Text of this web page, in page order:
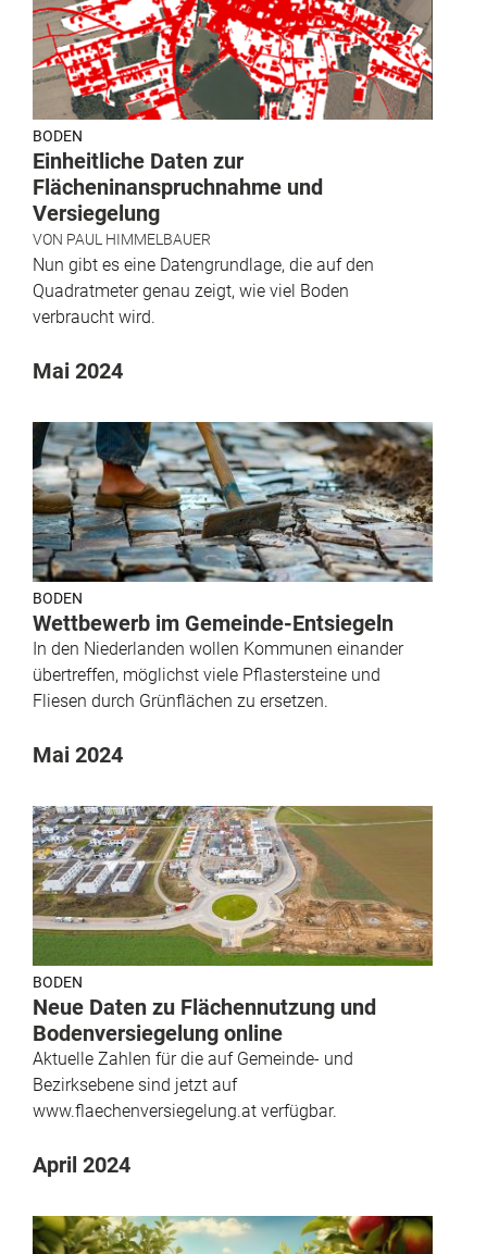
BODEN
Einheitliche Daten zur
Flächeninanspruchnahme und
Versiegelung
VON PAUL HIMMELBAUER
Nun gibt es eine Datengrundlage, die auf den
Quadratmeter genau zeigt, wie viel Boden
verbraucht wird.
Mai 2024
BODEN
Wettbewerb im Gemeinde-Entsiegeln
In den Niederlanden wollen Kommunen einander
übertreffen, möglichst viele Pflastersteine und
Fliesen durch Grünflächen zu ersetzen.
Mai 2024
BODEN
Neue Daten zu Flächennutzung und
Bodenversiegelung online
Aktuelle Zahlen für die auf Gemeinde- und
Bezirksebene sind jetzt auf
www.flaechenversiegelung.at verfügbar.
April 2024